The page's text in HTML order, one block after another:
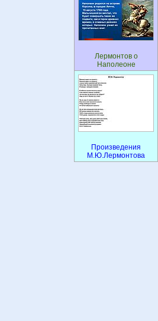
Лермонтов о
Наполеоне
Произведения
М.Ю.Лермонтова